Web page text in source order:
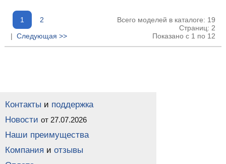
1
2
| Следующая >>
Всего моделей в каталоге: 19
Страниц: 2
Показано с 1 по 12
Контакты и поддержка
Новости от 27.07.2026
Наши преимущества
Компания и отзывы